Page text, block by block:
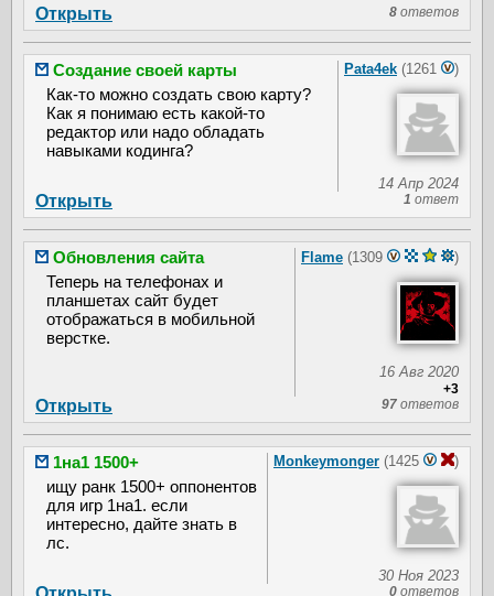
8 ответов
Открыть
Pata4ek (1261 )
14 Апр 2024
Создание своей карты
Как-то можно создать свою карту?
Как я понимаю есть какой-то
редактор или надо обладать
навыками кодинга?
1 ответ
Открыть
Flame (1309 )
16 Авг 2020
+3
Обновления сайта
Теперь на телефонах и
планшетах сайт будет
отображаться в мобильной
верстке.
97 ответов
Открыть
Monkeymonger (1425 )
30 Ноя 2023
1на1 1500+
ищу ранк 1500+ оппонентов
для игр 1на1. если
интересно, дайте знать в
лс.
0 ответов